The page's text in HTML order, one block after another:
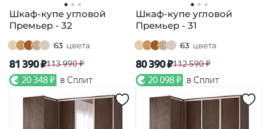
Шкаф-купе угловой
Премьер - 32
63 цвета
81 390 ₽113 990 ₽
20 348 ₽ в Сплит
Шкаф-купе угловой
Премьер - 31
63 цвета
80 390 ₽112 590 ₽
20 098 ₽ в Сплит